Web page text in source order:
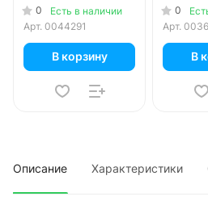
0
Есть в наличии
Арт. 0044291
В корзину
65 гр
0
Арт.
В
Описание Характеристики